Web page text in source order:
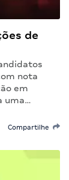
de
nota
em
uma…
Compartilhe